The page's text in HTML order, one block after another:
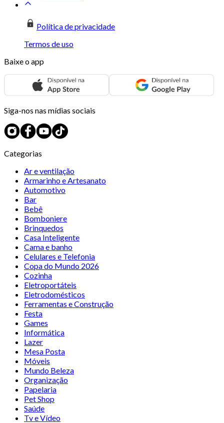
Política de privacidade
Termos de uso
Baixe o app
Siga-nos nas mídias sociais
Categorias
Ar e ventilação
Armarinho e Artesanato
Automotivo
Bar
Bebê
Bomboniere
Brinquedos
Casa Inteligente
Cama e banho
Celulares e Telefonia
Copa do Mundo 2026
Cozinha
Eletroportáteis
Eletrodomésticos
Ferramentas e Construção
Festa
Games
Informática
Lazer
Mesa Posta
Móveis
Mundo Beleza
Organização
Papelaria
Pet Shop
Saúde
Tv e Vídeo